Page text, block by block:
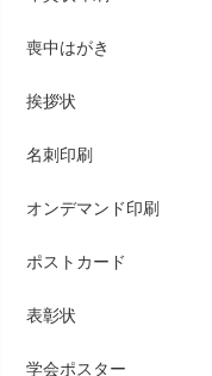
喪中はがき
挨拶状
名刺印刷
オンデマンド印刷
ポストカード
表彰状
学会ポスター